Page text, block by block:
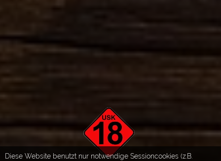
Diese Website benutzt nur notwendige Sessioncookies (z.B.